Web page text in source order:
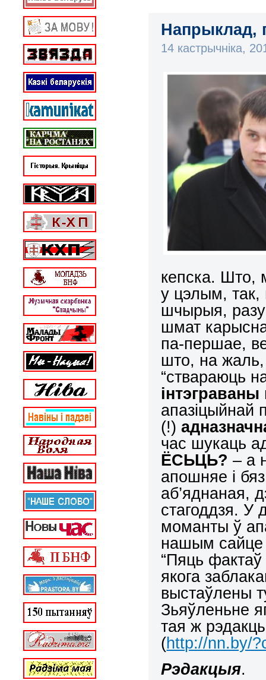
Напрыклад,
14 кастрычніка,
кепска. Што,
у цэлым, так,
шчырыя,
шмат
па-першае,
што, на жаль,
“ствараюць
апазіцыйнай
(!)
час шукаць
ЁСЬЦЬ? – а
апошняе і
аб’яднаная,
стагоддзя. У
моманты ў
нашым сайце
“Пяць
якога
выстаўлены
Зьяўленьне
тая ж
(http://nn.by/
Рэдакцыя.